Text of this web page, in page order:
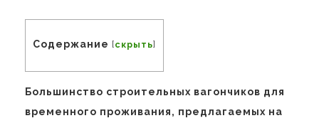
Содержание [скрыть]
Большинство строительных вагончиков для
временного проживания, предлагаемых на